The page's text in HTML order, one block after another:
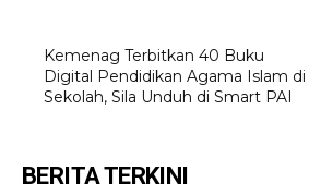
Kemenag Terbitkan 40 Buku
Digital Pendidikan Agama Islam di
Sekolah, Sila Unduh di Smart PAI
BERITA TERKINI